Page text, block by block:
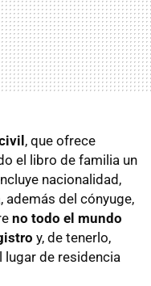
, que ofrece
el libro de familia un
nacionalidad,
además del cónyuge,
no todo el mundo
y, de tenerlo,
de residencia